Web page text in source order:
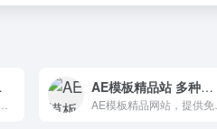
引擎 AE模板精品站 多种免费AE素材模板,片头模板,文字模板